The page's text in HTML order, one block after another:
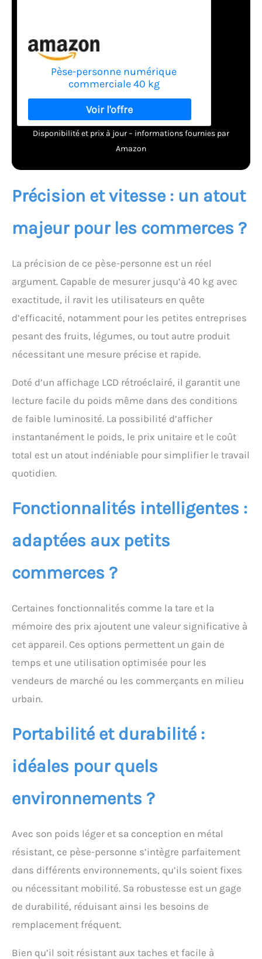
Pèse-personne numérique
commerciale 40 kg
Disponibilité et prix à jour – informations fournies par
Amazon
Précision et vitesse : un atout
majeur pour les commerces ?
La précision de ce pèse-personne est un réel
argument. Capable de mesurer jusqu’à 40 kg avec
exactitude, il ravit les utilisateurs en quête
d’efficacité, notamment pour les petites entreprises
pesant des fruits, légumes, ou tout autre produit
nécessitant une mesure précise et rapide.
Doté d’un affichage LCD rétroéclairé, il garantit une
lecture facile du poids même dans des conditions
de faible luminosité. La possibilité d’afficher
instantanément le poids, le prix unitaire et le coût
total est un atout indéniable pour simplifier le travail
quotidien.
Fonctionnalités intelligentes :
adaptées aux petits
commerces ?
Certaines fonctionnalités comme la tare et la
mémoire des prix ajoutent une valeur significative à
cet appareil. Ces options permettent un gain de
temps et une utilisation optimisée pour les
vendeurs de marché ou les commerçants en milieu
urbain.
Portabilité et durabilité :
idéales pour quels
environnements ?
Avec son poids léger et sa conception en métal
résistant, ce pèse-personne s’intègre parfaitement
dans différents environnements, qu’ils soient fixes
ou nécessitant mobilité. Sa robustesse est un gage
de durabilité, réduisant ainsi les besoins de
remplacement fréquent.
Bien qu’il soit résistant aux taches et facile à